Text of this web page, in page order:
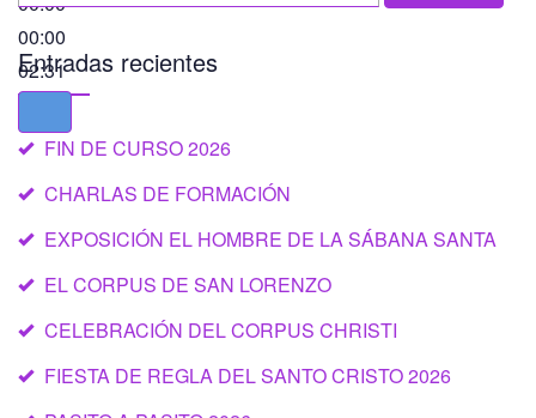
00:00
02:31
Entradas recientes
FIN DE CURSO 2026
CHARLAS DE FORMACIÓN
EXPOSICIÓN EL HOMBRE DE LA SÁBANA SANTA
EL CORPUS DE SAN LORENZO
CELEBRACIÓN DEL CORPUS CHRISTI
FIESTA DE REGLA DEL SANTO CRISTO 2026